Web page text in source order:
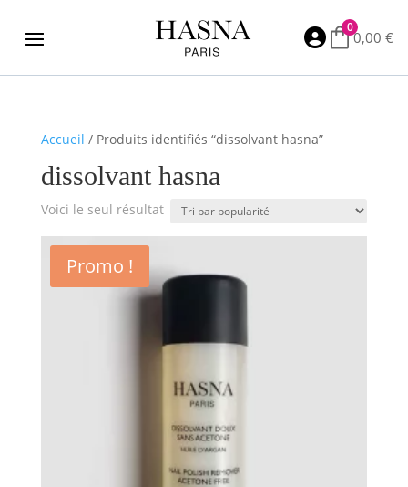
 0
0,00 €
Accueil / Produits identifiés “dissolvant hasna”
dissolvant hasna
Voici le seul résultat
Promo !